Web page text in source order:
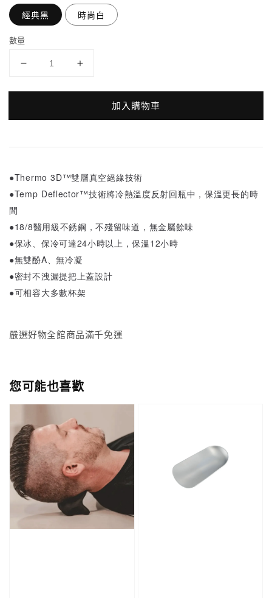
經典黑 時尚白
數量
加入購物車
●Thermo 3D™雙層真空絕緣技術
●Temp Deflector™技術將冷熱溫度反射回瓶中，保溫更長的時
間
●18/8醫用級不銹鋼，不殘留味道，無金屬餘味
●保冰、保冷可達24小時以上，保溫12小時
●無雙酚A、無冷凝
●密封不洩漏提把上蓋設計
●可相容大多數杯架
嚴選好物全館商品滿千免運
您可能也喜歡